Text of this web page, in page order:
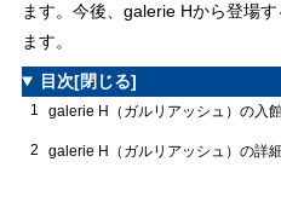
ます。今後、galerie Hから登場
ます。
目次[閉じる]
1 galerie H（ガルリアッシュ）の入
2 galerie H（ガルリアッシュ）の詳